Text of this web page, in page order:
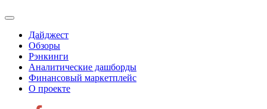
Дайджест
Обзоры
Рэнкинги
Аналитические дашборды
Финансовый маркетплейс
О проекте